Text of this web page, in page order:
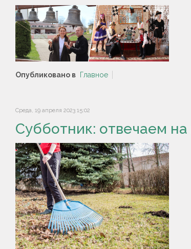
Опубликовано в Главное
Среда, 19 апреля 2023 15:02
Субботник: отвечаем